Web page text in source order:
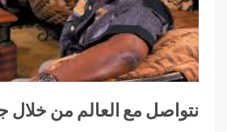
نتواصل مع العالم من خلال